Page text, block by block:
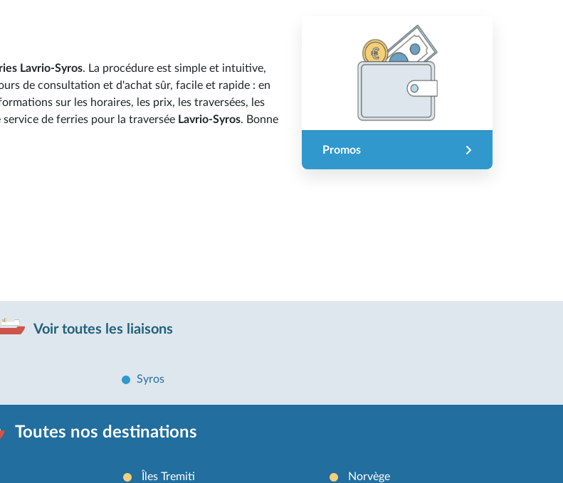
Lavrio-Syros. La procédure est simple et intuitive,
de consultation et d'achat sûr, facile et rapide : en
sur les horaires, les prix, les traversées, les
de ferries pour la traversée Lavrio-Syros. Bonne
Promos
Voir toutes les liaisons
Syros
Toutes nos destinations
Îles Tremiti
Norvège